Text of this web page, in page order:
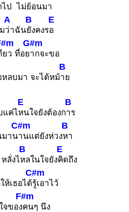
ป ไม่ย้อนมา
A
ว่าฉัน
B
ยังคงร
E
อ
ยว ที่อย
G#m
ากจะขอ
หลบมา จะได้หม้
B
าย
แค่ไ
E
หนใจยังต้องก
B
าร
มาน
C#m
านแต่ยังห่วง
B
หา
ลั่งไ
B
หลในใจยัง
E
คิดถึง
ห้เธอได้
C#m
รู้เอาไว้
จของ
F#m
คนๆ นึง